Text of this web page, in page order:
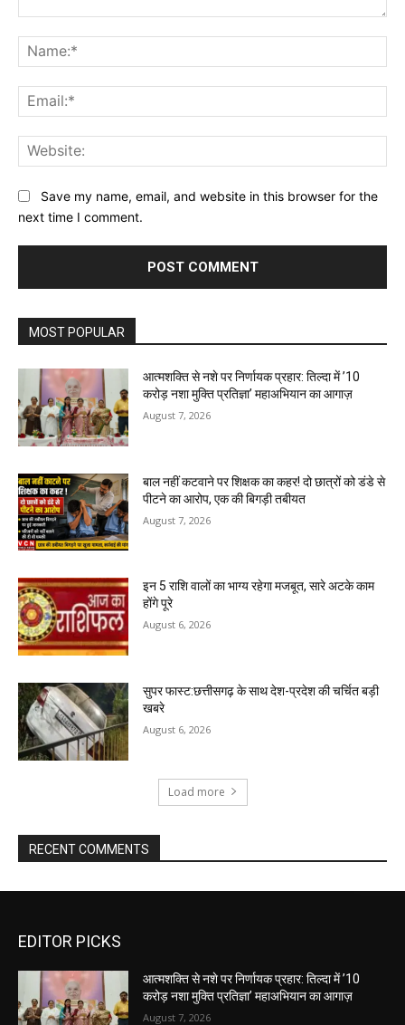
Save my name, email, and website in this browser for the
next time I comment.
MOST POPULAR
आत्मशक्ति से नशे पर निर्णायक प्रहार: तिल्दा में ’10
करोड़ नशा मुक्ति प्रतिज्ञा’ महाअभियान का आगाज़
August 7, 2026
बाल नहीं कटवाने पर शिक्षक का कहर! दो छात्रों को डंडे से
पीटने का आरोप, एक की बिगड़ी तबीयत
August 7, 2026
इन 5 राशि वालों का भाग्य रहेगा मजबूत, सारे अटके काम
होंगे पूरे
August 6, 2026
सुपर फास्ट:छत्तीसगढ़ के साथ देश-प्रदेश की चर्चित बड़ी
खबरे
August 6, 2026
Load more
RECENT COMMENTS
EDITOR PICKS
आत्मशक्ति से नशे पर निर्णायक प्रहार: तिल्दा में ’10
करोड़ नशा मुक्ति प्रतिज्ञा’ महाअभियान का आगाज़
August 7, 2026